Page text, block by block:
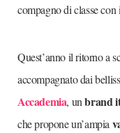
compagno di classe
Quest’anno il ritorno a
accompagnato dai
Accademia, unbrand
che propone un’ampia